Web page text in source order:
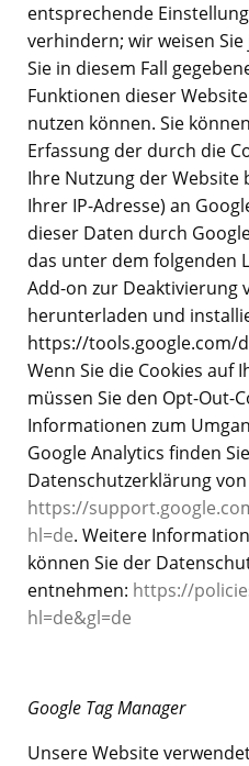
entsprechende
verhindern; wir weisen
Sie in diesem Fall
Funktionen dieser
nutzen können. Sie
Erfassung der durch die
Ihre Nutzung der Website
Ihrer IP-Adresse) an
dieser Daten durch
das unter dem folgenden
Add-on zur Deaktivierung
herunterladen und
https://tools.google.com/
Wenn Sie die Cookies auf
müssen Sie den Opt-Out-
Informationen zum
Google Analytics finden
Datenschutzerklärung
https://
hl=de. Weitere
können Sie der
entnehmen: https://
hl=de&gl=de
Google Tag Manager
Unsere Website